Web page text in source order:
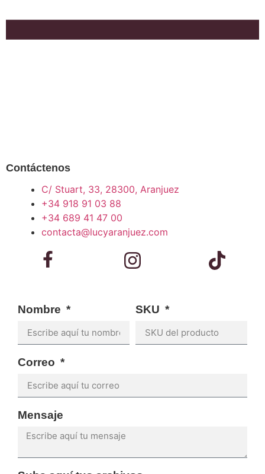
Contáctenos
C/ Stuart, 33, 28300, Aranjuez
+34 918 91 03 88
+34 689 41 47 00
contacta@lucyaranjuez.com
Nombre SKU
Correo
Mensaje